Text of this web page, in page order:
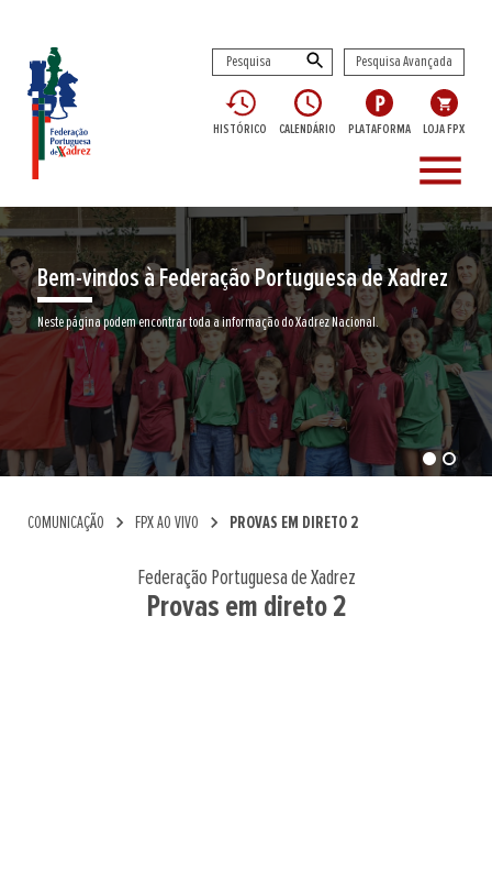
Pesquisa Avançada
HISTÓRICO CALENDÁRIO PLATAFORMA LOJA FPX
menu
Bem-vindos à Federação Portuguesa de Xadrez
Neste página podem encontrar toda a informação do Xadrez Nacional.
COMUNICAÇÃO chevron_right FPX AO VIVO chevron_right PROVAS EM DIRETO 2
Federação Portuguesa de Xadrez
Provas em direto 2